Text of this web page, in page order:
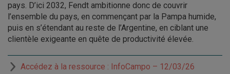
pays. D’ici 2032, Fendt ambitionne donc de couvrir
l’ensemble du pays, en commençant par la Pampa humide,
puis en s’étendant au reste de l’Argentine, en ciblant une
clientèle exigeante en quête de productivité élevée.
Accédez à la ressource : InfoCampo – 12/03/26